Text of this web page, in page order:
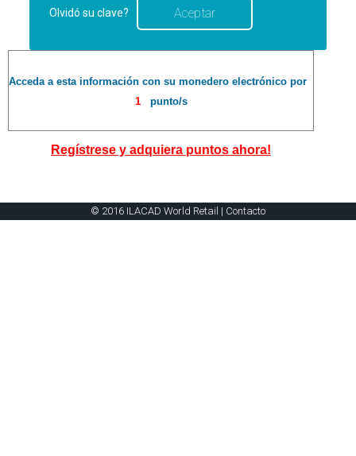
Olvidó su clave?
Acceda a esta información con su monedero electrónico por
1
punto/s
Regístrese y adquiera puntos ahora!
© 2016 ILACAD World Retail | Contacto